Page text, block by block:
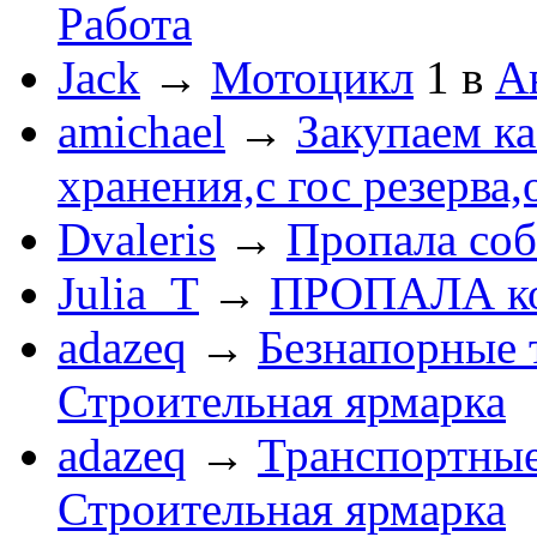
Работа
Jack → Мотоцикл 1 в
amichael → Закупаем
хранения,с гос
Dvaleris → Пропала
Julia_T → ПРОПАЛА
adazeq → Безнапорные
Строительная ярмарка
adazeq →
Строительная ярмарка